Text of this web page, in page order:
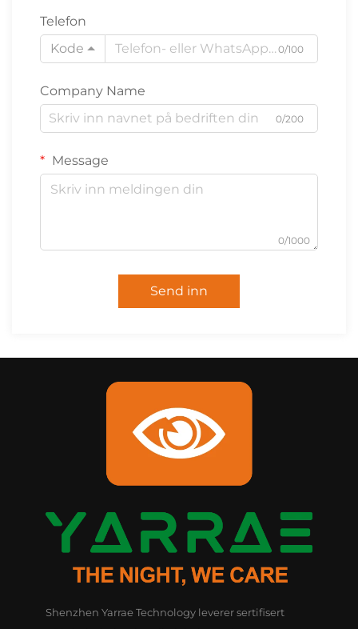
Telefon
Kode
0/100
Company Name
0/200
Message
0/1000
Send inn
Shenzhen Yarrae Technology leverer sertifisert